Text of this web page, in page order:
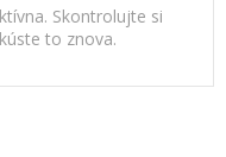
Skontrolujte si
to znova.